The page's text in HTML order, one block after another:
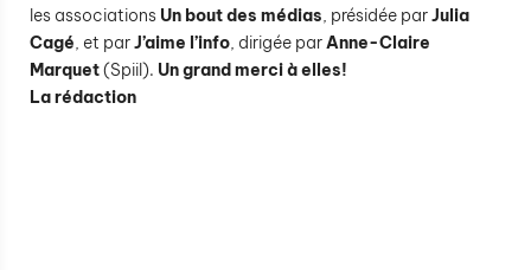
les associations Un bout des médias, présidée parJulia
Cagé, et parJ’aime l’info, dirigée parAnne-Claire
Marquet(Spiil). Un grand merci à elles!
La rédaction